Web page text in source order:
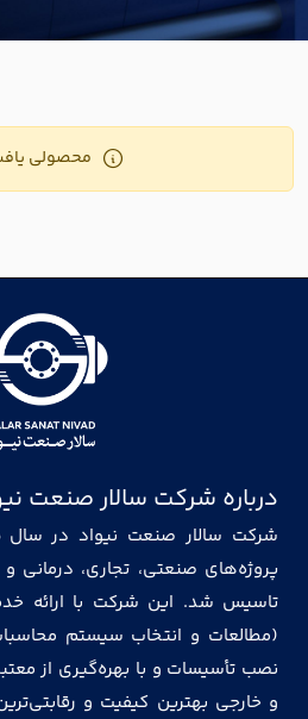
محصولی
درباره شرکت سالار صنعت
پروژه‌های صنعتی، تجاری، درمانی
تاسیس شد. این شرکت با ارائه
(مطالعات و انتخاب سیستم
نصب تأسیسات و با بهره‌گیری از
و خارجی بهترین کیفیت و